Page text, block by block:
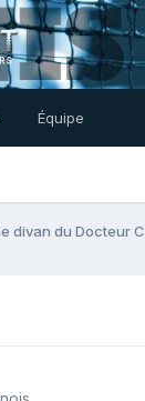
Équipe
divan du Docteur